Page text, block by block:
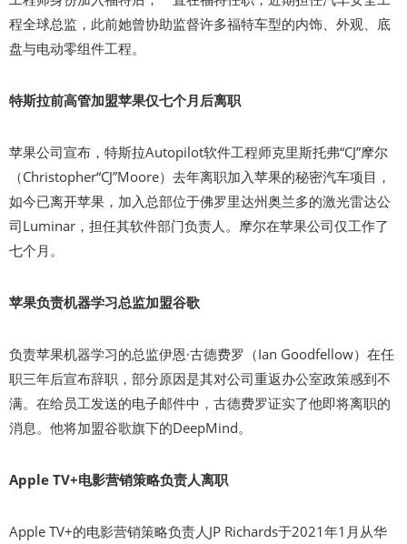
程全球总监，此前她曾协助监督许多福特车型的内饰、外观、底
盘与电动零组件工程。
特斯拉前高管加盟苹果仅七个月后离职
苹果公司宣布，特斯拉Autopilot软件工程师克里斯托弗“CJ”摩尔
（Christopher“CJ”Moore）去年离职加入苹果的秘密汽车项目，
如今已离开苹果，加入总部位于佛罗里达州奥兰多的激光雷达公
司Luminar，担任其软件部门负责人。摩尔在苹果公司仅工作了
七个月。
苹果负责机器学习总监加盟谷歌
负责苹果机器学习的总监伊恩·古德费罗（Ian Goodfellow）在任
职三年后宣布辞职，部分原因是其对公司重返办公室政策感到不
满。在给员工发送的电子邮件中，古德费罗证实了他即将离职的
消息。他将加盟谷歌旗下的DeepMind。
Apple TV+电影营销策略负责人离职
Apple TV+的电影营销策略负责人JP Richards于2021年1月从华